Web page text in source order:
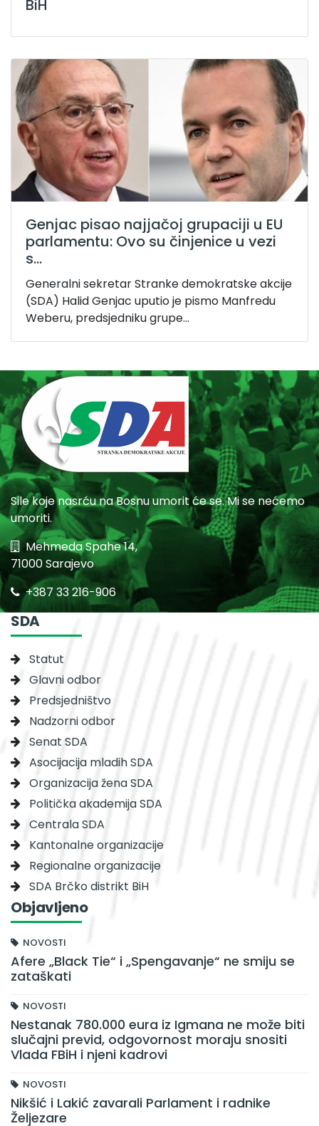
BiH
Genjac pisao najjačoj grupaciji u EU
parlamentu: Ovo su činjenice u vezi
s...
Generalni sekretar Stranke demokratske akcije
(SDA) Halid Genjac uputio je pismo Manfredu
Weberu, predsjedniku grupe...
Sile koje nasrću na Bosnu umorit će se. Mi se nećemo
umoriti.
Mehmeda Spahe 14,
71000 Sarajevo
+387 33 216-906
SDA
Statut
Glavni odbor
Predsjedništvo
Nadzorni odbor
Senat SDA
Asocijacija mladih SDA
Organizacija žena SDA
Politička akademija SDA
Centrala SDA
Kantonalne organizacije
Regionalne organizacije
SDA Brčko distrikt BiH
Objavljeno
NOVOSTI
Afere „Black Tie“ i „Spengavanje“ ne smiju se
zataškati
NOVOSTI
Nestanak 780.000 eura iz Igmana ne može biti
slučajni previd, odgovornost moraju snositi
Vlada FBiH i njeni kadrovi
NOVOSTI
Nikšić i Lakić zavarali Parlament i radnike
Željezare